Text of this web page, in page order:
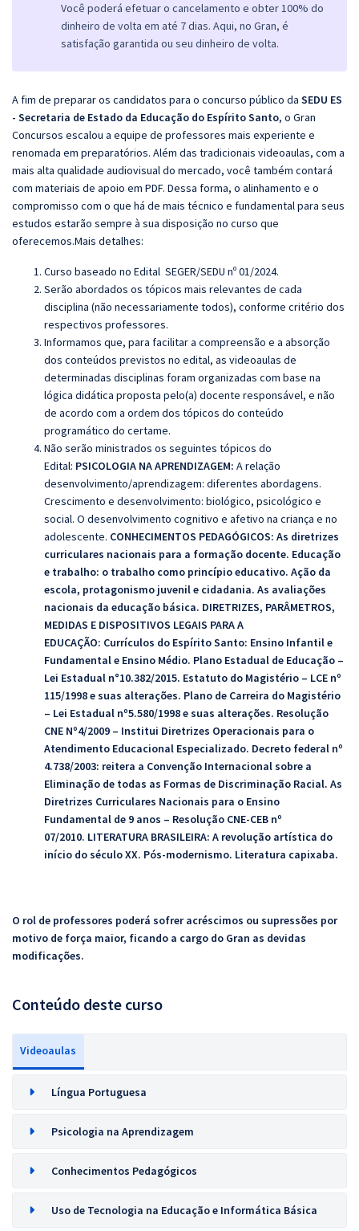
Você poderá efetuar o cancelamento e obter 100% do
dinheiro de volta em até 7 dias. Aqui, no Gran, é
satisfação garantida ou seu dinheiro de volta.
A fim de preparar os candidatos para o concurso público da SEDU ES
- Secretaria de Estado da Educação do Espírito Santo, o Gran
Concursos escalou a equipe de professores mais experiente e
renomada em preparatórios. Além das tradicionais videoaulas, com a
mais alta qualidade audiovisual do mercado, você também contará
com materiais de apoio em PDF. Dessa forma, o alinhamento e o
compromisso com o que há de mais técnico e fundamental para seus
estudos estarão sempre à sua disposição no curso que
oferecemos.Mais detalhes:
Curso baseado no Edital SEGER/SEDU nº 01/2024.
Serão abordados os tópicos mais relevantes de cada
disciplina (não necessariamente todos), conforme critério dos
respectivos professores.
Informamos que, para facilitar a compreensão e a absorção
dos conteúdos previstos no edital, as videoaulas de
determinadas disciplinas foram organizadas com base na
lógica didática proposta pelo(a) docente responsável, e não
de acordo com a ordem dos tópicos do conteúdo
programático do certame.
Não serão ministrados os seguintes tópicos do
Edital: PSICOLOGIA NA APRENDIZAGEM: A relação
desenvolvimento/aprendizagem: diferentes abordagens.
Crescimento e desenvolvimento: biológico, psicológico e
social. O desenvolvimento cognitivo e afetivo na criança e no
adolescente. CONHECIMENTOS PEDAGÓGICOS: As diretrizes
curriculares nacionais para a formação docente. Educação
e trabalho: o trabalho como princípio educativo. Ação da
escola, protagonismo juvenil e cidadania. As avaliações
nacionais da educação básica. DIRETRIZES, PARÂMETROS,
MEDIDAS E DISPOSITIVOS LEGAIS PARA A
EDUCAÇÃO: Currículos do Espírito Santo: Ensino Infantil e
Fundamental e Ensino Médio. Plano Estadual de Educação –
Lei Estadual n°10.382/2015. Estatuto do Magistério – LCE nº
115/1998 e suas alterações. Plano de Carreira do Magistério
– Lei Estadual nº5.580/1998 e suas alterações. Resolução
CNE Nº4/2009 – Institui Diretrizes Operacionais para o
Atendimento Educacional Especializado. Decreto federal nº
4.738/2003: reitera a Convenção Internacional sobre a
Eliminação de todas as Formas de Discriminação Racial. As
Diretrizes Curriculares Nacionais para o Ensino
Fundamental de 9 anos – Resolução CNE-CEB nº
07/2010. LITERATURA BRASILEIRA: A revolução artística do
início do século XX. Pós-modernismo. Literatura capixaba.
O rol de professores poderá sofrer acréscimos ou supressões por
motivo de força maior, ficando a cargo do Gran as devidas
modificações.
Conteúdo deste curso
Videoaulas
Língua Portuguesa
Psicologia na Aprendizagem
Conhecimentos Pedagógicos
Uso de Tecnologia na Educação e Informática Básica